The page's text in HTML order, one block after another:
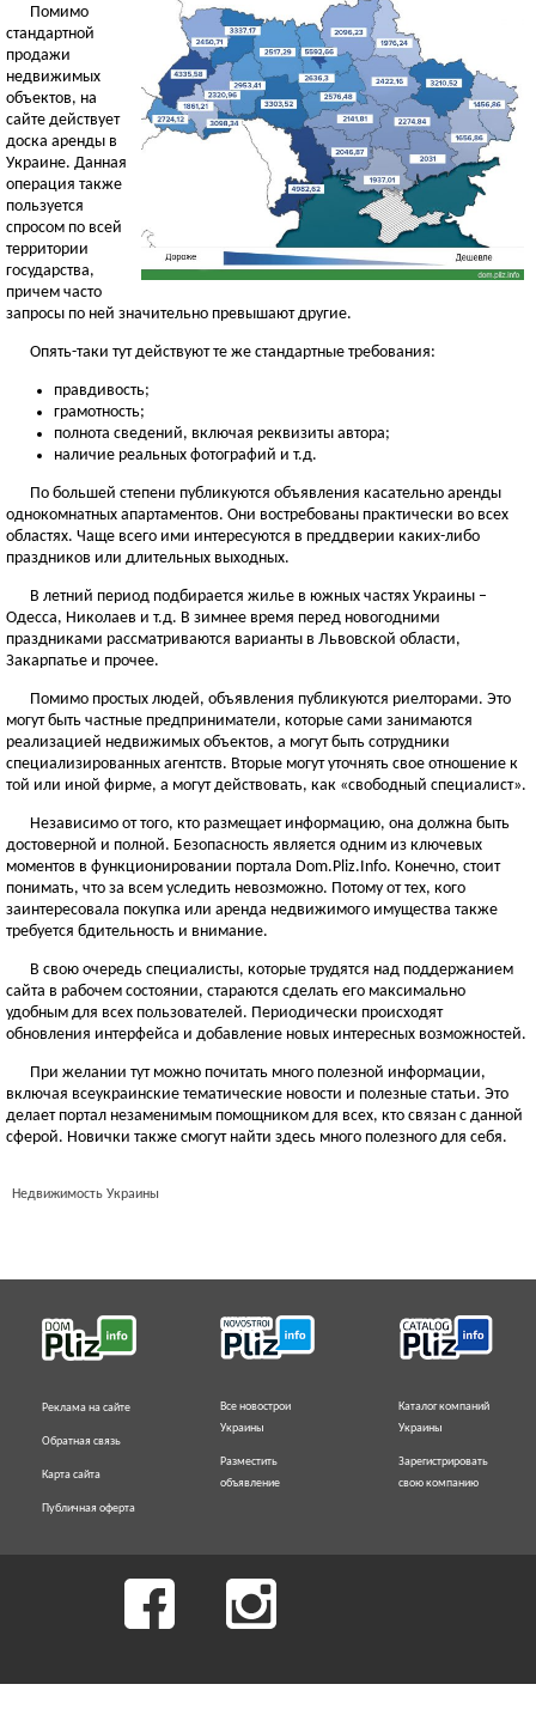
Помимо
стандартной
продажи
недвижимых
объектов, на
сайте действует
доска аренды в
Украине. Данная
операция также
пользуется
спросом по всей
территории
государства,
причем часто
запросы по ней значительно превышают другие.
Опять-таки тут действуют те же стандартные требования:
правдивость;
грамотность;
полнота сведений, включая реквизиты автора;
наличие реальных фотографий и т.д.
По большей степени публикуются объявления касательно аренды
однокомнатных апартаментов. Они востребованы практически во всех
областях. Чаще всего ими интересуются в преддверии каких-либо
праздников или длительных выходных.
В летний период подбирается жилье в южных частях Украины –
Одесса, Николаев и т.д. В зимнее время перед новогодними
праздниками рассматриваются варианты в Львовской области,
Закарпатье и прочее.
Помимо простых людей, объявления публикуются риелторами. Это
могут быть частные предприниматели, которые сами занимаются
реализацией недвижимых объектов, а могут быть сотрудники
специализированных агентств. Вторые могут уточнять свое отношение к
той или иной фирме, а могут действовать, как «свободный специалист».
Независимо от того, кто размещает информацию, она должна быть
достоверной и полной. Безопасность является одним из ключевых
моментов в функционировании портала Dom.Pliz.Info. Конечно, стоит
понимать, что за всем уследить невозможно. Потому от тех, кого
заинтересовала покупка или аренда недвижимого имущества также
требуется бдительность и внимание.
В свою очередь специалисты, которые трудятся над поддержанием
сайта в рабочем состоянии, стараются сделать его максимально
удобным для всех пользователей. Периодически происходят
обновления интерфейса и добавление новых интересных возможностей.
При желании тут можно почитать много полезной информации,
включая всеукраинские тематические новости и полезные статьи. Это
делает портал незаменимым помощником для всех, кто связан с данной
сферой. Новички также смогут найти здесь много полезного для себя.
Недвижимость Украины
Реклама на сайте
Обратная связь
Карта сайта
Публичная оферта
Все новострои
Украины
Разместить
объявление
Каталог компаний
Украины
Зарегистрировать
свою компанию